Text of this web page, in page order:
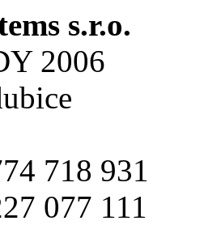
s.r.o.
2006
718 931
077 111